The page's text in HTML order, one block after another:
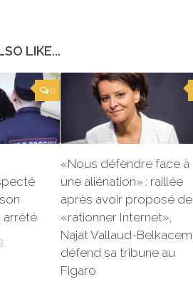
LIKE...
0
arrêté
«Nous défendre face à
une aliénation» : raillée
après avoir proposé de
«rationner Internet»,
Najat Vallaud-Belkacem
défend sa tribune au
Figaro